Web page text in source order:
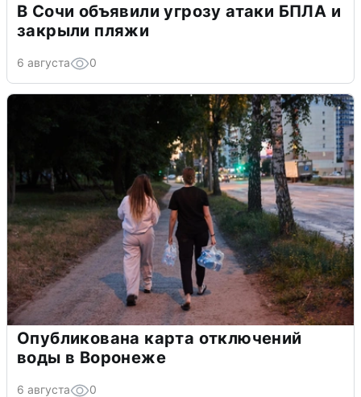
В Сочи объявили угрозу атаки БПЛА и
закрыли пляжи
6 августа 0
Опубликована карта отключений
воды в Воронеже
6 августа 0